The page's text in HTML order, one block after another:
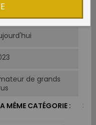
18°C.
de grands
MÊME CATÉGORIE :